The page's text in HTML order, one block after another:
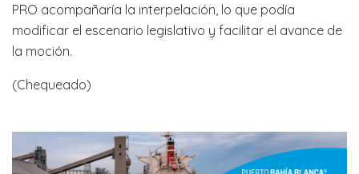
PRO acompañaría la interpelación, lo que podía
modificar el escenario legislativo y facilitar el avance de
la moción.
(Chequeado)